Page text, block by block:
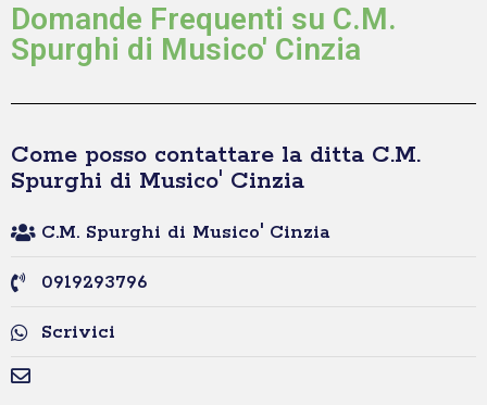
Domande Frequenti su C.M.
Spurghi di Musico' Cinzia
Come posso contattare la ditta C.M.
Spurghi di Musico' Cinzia
C.M. Spurghi di Musico' Cinzia
0919293796
Scrivici